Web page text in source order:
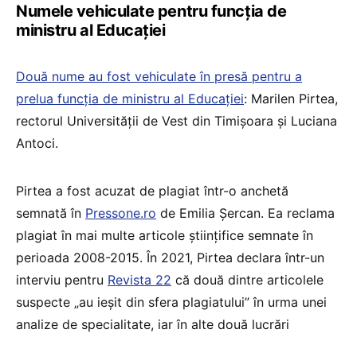
Numele vehiculate pentru funcția de
ministru al Educației
Două nume au fost vehiculate în presă pentru a
prelua funcția de ministru al Educației: Marilen Pirtea,
rectorul Universității de Vest din Timișoara și Luciana
Antoci.
Pirtea a fost acuzat de plagiat într-o anchetă
semnată în Pressone.ro de Emilia Șercan. Ea reclama
plagiat în mai multe articole științifice semnate în
perioada 2008-2015. În 2021, Pirtea declara într-un
interviu pentru Revista 22 că două dintre articolele
suspecte „au ieșit din sfera plagiatului” în urma unei
analize de specialitate, iar în alte două lucrări